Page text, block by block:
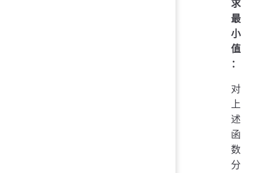
(8
y_2))^2
+
-
求
最
小
值
：
对
上
述
函
数
分